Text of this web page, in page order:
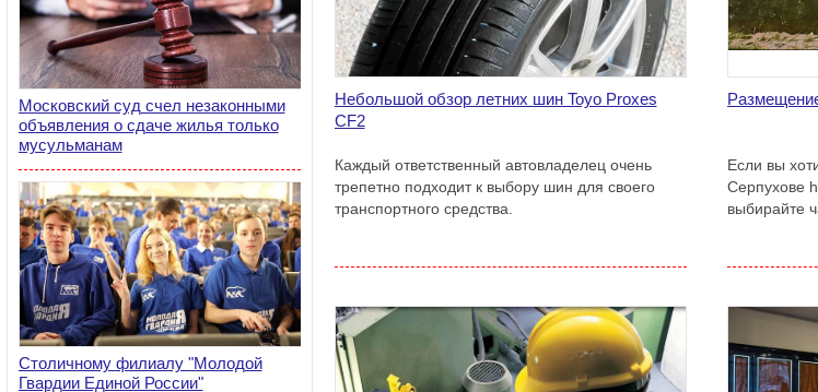
Московский суд счел незаконными
объявления о сдаче жилья только
мусульманам
Столичному филиалу "Молодой
Гвардии Единой России"
Небольшой обзор летних шин Toyo Proxes
CF2
Каждый ответственный автовладелец очень
трепетно подходит к выбору шин для своего
транспортного средства.
Если вы
Серпухове
выбирайте